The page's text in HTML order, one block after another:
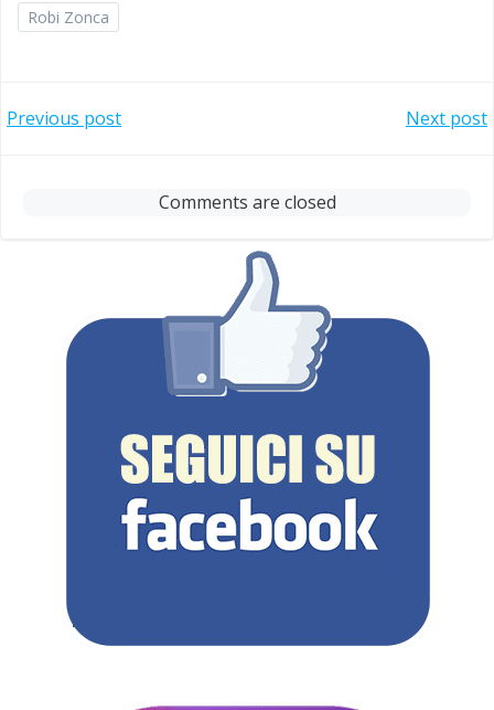
Robi Zonca
Post
navigation
Previous post
navigation
Next post
Comments are closed